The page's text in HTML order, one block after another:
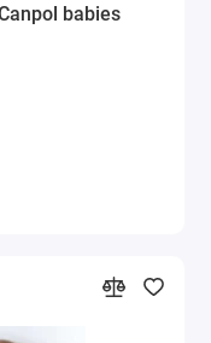
babies